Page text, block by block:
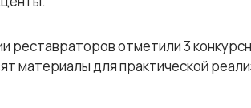
реставраторов отметили 3
материалы для практической